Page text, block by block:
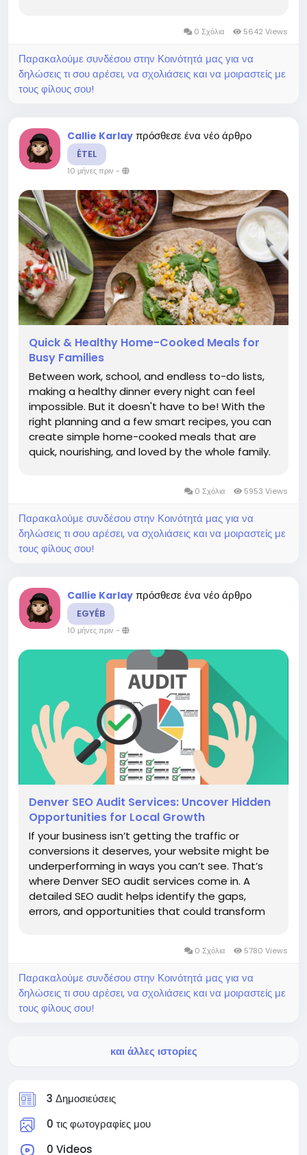
0 Σχόλια 5642 Views
Παρακαλούμε συνδέσου στην Κοινότητά μας για να
δηλώσεις τι σου αρέσει, να σχολιάσεις και να μοιραστείς με
τους φίλους σου!
Callie Karlay πρόσθεσε ένα νέο άρθρο
ÉTEL
10 μήνες πριν -
Quick & Healthy Home-Cooked Meals for
Busy Families
Between work, school, and endless to-do lists,
making a healthy dinner every night can feel
impossible. But it doesn't have to be! With the
right planning and a few smart recipes, you can
create simple home-cooked meals that are
quick, nourishing, and loved by the whole family.
0 Σχόλια 5953 Views
Παρακαλούμε συνδέσου στην Κοινότητά μας για να
δηλώσεις τι σου αρέσει, να σχολιάσεις και να μοιραστείς με
τους φίλους σου!
Callie Karlay πρόσθεσε ένα νέο άρθρο
EGYÉB
10 μήνες πριν -
Denver SEO Audit Services: Uncover Hidden
Opportunities for Local Growth
If your business isn’t getting the traffic or
conversions it deserves, your website might be
underperforming in ways you can’t see. That’s
where Denver SEO audit services come in. A
detailed SEO audit helps identify the gaps,
errors, and opportunities that could transform
0 Σχόλια 5780 Views
Παρακαλούμε συνδέσου στην Κοινότητά μας για να
δηλώσεις τι σου αρέσει, να σχολιάσεις και να μοιραστείς με
τους φίλους σου!
και άλλες ιστορίες
3 Δημοσιεύσεις
0 τις φωτογραφίες μου
0 Videos